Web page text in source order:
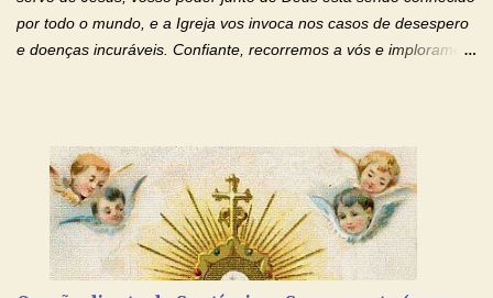
de te...
por todo o mundo, e a Igreja vos invoca nos casos de desespero
e doenças incuráveis. Confiante, recorremos a vós e imploramos
Queremos sempre lembrar-nos deste favor, da vossa intercessão
e invocar-vos como nosso patrono, para maior glória de Deus e o
bem de nossas almas. São Charbel! Rogai por Nós e por todos
aqueles que invocam o vosso nome e auxílio. Amén. Oração 2 Ó
Deus, admirável em Vossos Santos, Vós que inspirastes a São